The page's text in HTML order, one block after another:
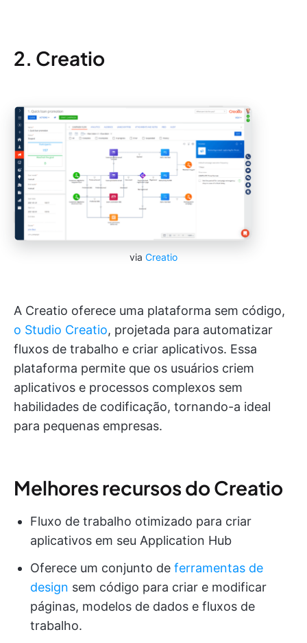
2. Creatio
via Creatio
A Creatio oferece uma plataforma sem código,
o Studio Creatio, projetada para automatizar
fluxos de trabalho e criar aplicativos. Essa
plataforma permite que os usuários criem
aplicativos e processos complexos sem
habilidades de codificação, tornando-a ideal
para pequenas empresas.
Melhores recursos do Creatio
Fluxo de trabalho otimizado para criar
aplicativos em seu Application Hub
Oferece um conjunto de ferramentas de
design sem código para criar e modificar
páginas, modelos de dados e fluxos de
trabalho.